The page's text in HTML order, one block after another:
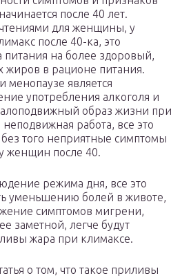
после 40 лет.
для женщины, у
после 40-ка, это
на более здоровый,
в рационе питания.
является
употребления алкоголя и
образ жизни при
работа, все это
без того неприятные симптомы
женщин после 40.
режима дня, все это
уменьшению болей в животе,
симптомов мигрени,
заметной, легче будут
жара при климаксе.
о том, что такое приливы